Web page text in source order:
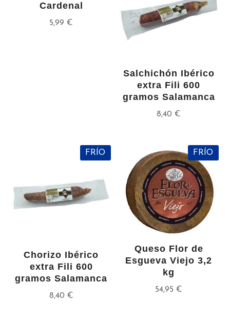
Cardenal
5,99€
Salchichón Ibérico
extra Fili 600
gramos Salamanca
8,40€
FRÍO
Chorizo Ibérico
extra Fili 600
gramos Salamanca
8,40 €
FRÍO
Queso Flor de
Esgueva Viejo 3,2
kg
54,95€